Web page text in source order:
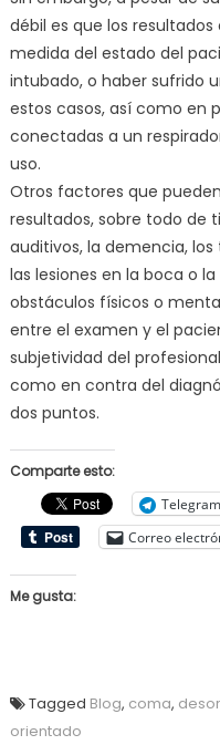
débil es que los
medida del estado del
intubado, o haber sufrido
estos casos, así como en
conectadas a un
uso.
Otros factores que
resultados, sobre todo de
auditivos, la demencia,
las lesiones en la boca o
obstáculos físicos o
entre el examen y el
subjetividad del
como en contra del
dos puntos.
Comparte esto:
Telegram
Correo
Me gusta:
Tagged Blog, coma,
orientado